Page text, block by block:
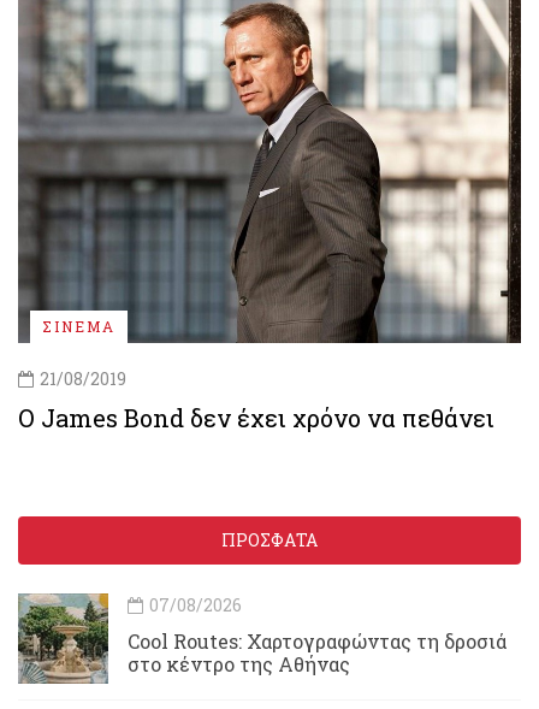
ΣΙΝΕΜΑ
21/08/2019
Ο James Bond δεν έχει χρόνο να πεθάνει
ΠΡΟΣΦΑΤΑ
07/08/2026
Cool Routes: Χαρτογραφώντας τη δροσιά
στο κέντρο της Αθήνας